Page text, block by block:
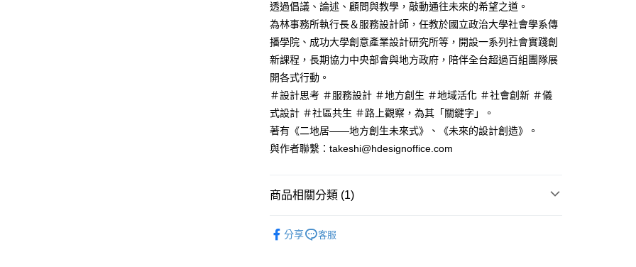
每筆NT$60，滿NT$499(含以上)免運費
宅配
每筆NT$100，滿NT$499(含以上)免運費
透過倡議、論述、顧問與教學，敲動通往未來的希望之道。
為林事務所執行長＆服務設計師，任教於國立政治大學社會學系傳
播學院、成功大學創意產業設計研究所等，開設一系列社會實踐創
新課程，長期協力中央部會與地方政府，陪伴全台超過百組團隊展
開各式行動。
＃設計思考 ＃服務設計 ＃地方創生 ＃地域活化 ＃社會創新 ＃儀
式設計 ＃社區共生 ＃路上觀察，為其「關鍵字」。
著有《二地居――地方創生未來式》、《未來的設計創造》。
與作者聯繫：takeshi@hdesignoffice.com
商品相關分類 (1)
分享
客服